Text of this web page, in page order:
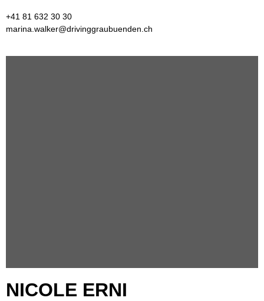
+41 81 632 30 30
marina.walker@drivinggraubuenden.ch
NICOLE ERNI